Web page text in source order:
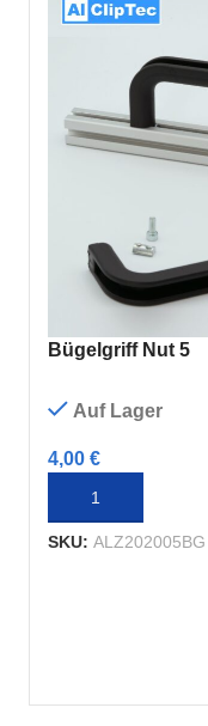
Bügelgriff Nut 5
Auf Lager
4,00 €
IN DEN
SKU: ALZ202005BG